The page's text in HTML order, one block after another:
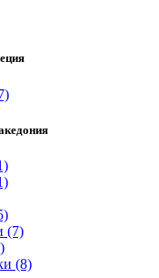
(7)
(8)